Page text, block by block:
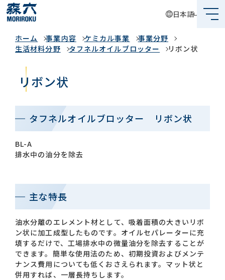
日本語
森六って何？
企業情報
事業内容
サステナビリティ
投資家情報
グローバルネットワーク
お問い合わせ一覧
ホーム 事業内容 ケミカル事業
事業分野
生活材料分野
タフネルオイルブロッター リボン状
リボン状
タフネルオイルブロッター リボン状
BL-A
排水中の油分を除去
主な特長
油水分離のエレメント材として、吸着面積の大きいリボ
ン状に加工成型したものです。オイルセパレーターに充
填するだけで、工場排水中の微量油分を除去することが
できます。簡単な使用法のため、初期投資およびメンテ
ナンス費用についても低くおさえられます。マット状と
併用すれば、一層長持ちします。